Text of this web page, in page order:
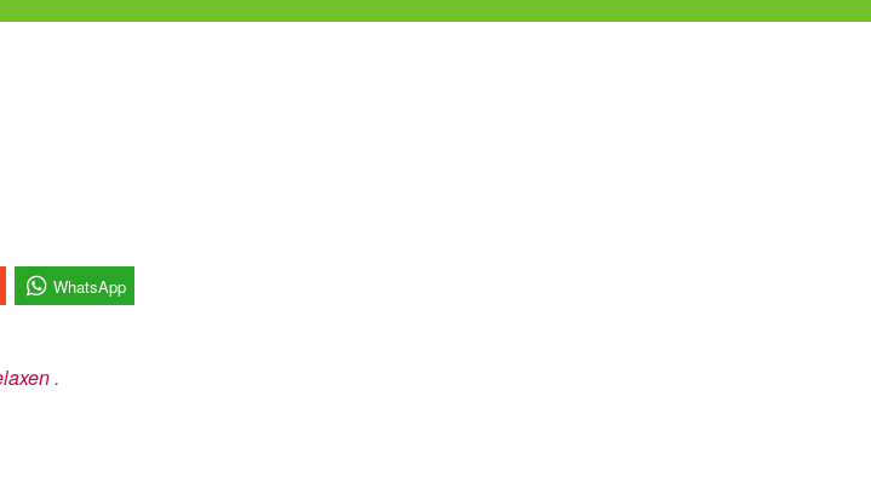
WhatsApp
.